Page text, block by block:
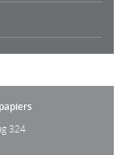
is external)
324